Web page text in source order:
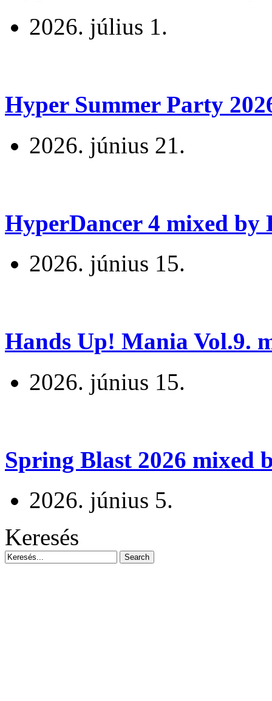
2026. július 1.
Hyper Summer Party
2026. június 21.
HyperDancer 4 mixed by
2026. június 15.
Hands Up! Mania Vol.9.
2026. június 15.
Spring Blast 2026 mixed
2026. június 5.
Keresés